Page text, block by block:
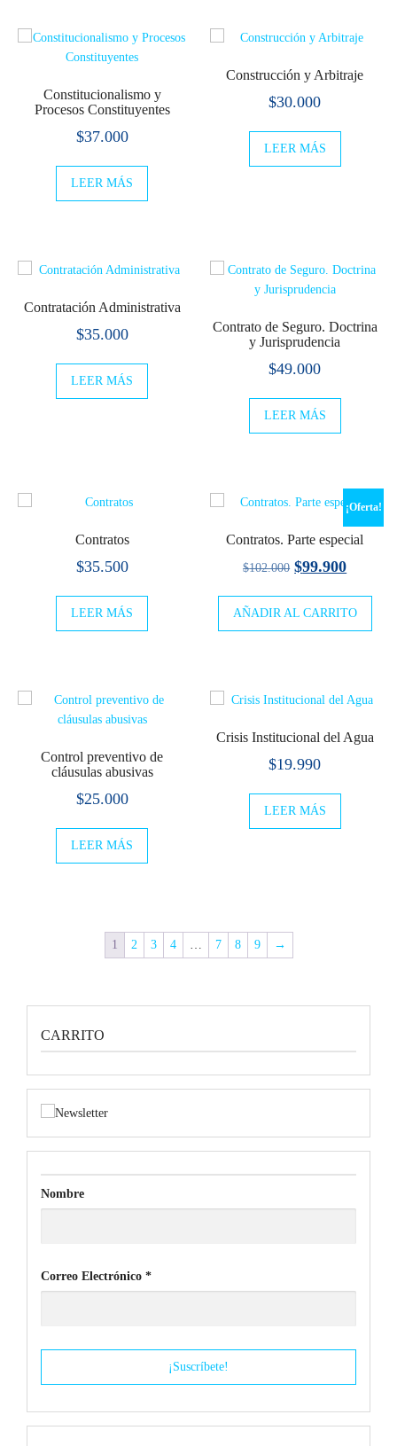
Constitucionalismo y
Procesos Constituyentes
$37.000
LEER MÁS
Construcción y Arbitraje
$30.000
LEER MÁS
Contratación Administrativa
$35.000
LEER MÁS
Contrato de Seguro. Doctrina
y Jurisprudencia
$49.000
LEER MÁS
Contratos
$35.500
LEER MÁS
¡Oferta!
Contratos. Parte especial
$102.000 El
original
$99.900El
actual
AÑADIR AL CARRITO
Control preventivo de
cláusulas abusivas
$25.000
LEER MÁS
Crisis Institucional del Agua
$19.990
LEER MÁS
1 2 3 4 7 8 9 →
CARRITO
Nombre
Correo Electrónico *